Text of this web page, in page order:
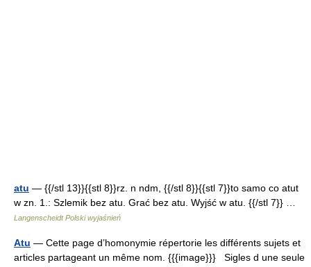
atu — {{/stl 13}}{{stl 8}}rz. n ndm, {{/stl 8}}{{stl 7}}to samo co atut
w zn. 1.: Szlemik bez atu. Grać bez atu. Wyjść w atu. {{/stl 7}} …
Langenscheidt Polski wyjaśnień
Atu — Cette page d’homonymie répertorie les différents sujets et
articles partageant un même nom. {{{image}}} Sigles d une seule